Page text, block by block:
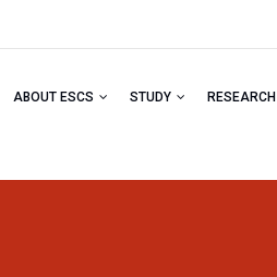
ABOUT ESCS STUDY RESEARCH